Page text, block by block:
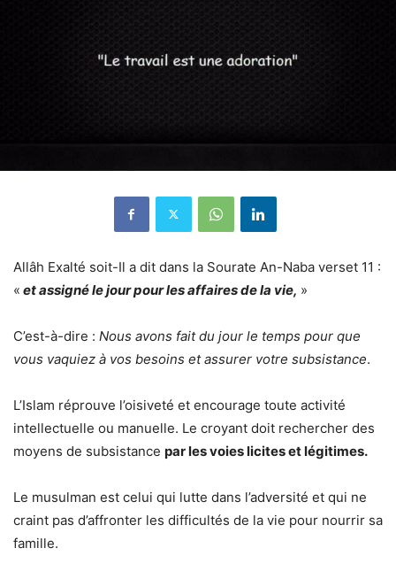
Allâh Exalté soit-Il a dit dans la Sourate An-Naba verset 11 :
« et assigné le jour pour les affaires de la vie, »
C’est-à-dire : Nous avons fait du jour le temps pour que
vous vaquiez à vos besoins et assurer votre subsistance.
L’Islam réprouve l’oisiveté et encourage toute activité
intellectuelle ou manuelle. Le croyant doit rechercher des
moyens de subsistance par les voies licites et légitimes.
Le musulman est celui qui lutte dans l’adversité et qui ne
craint pas d’affronter les difficultés de la vie pour nourrir sa
famille.